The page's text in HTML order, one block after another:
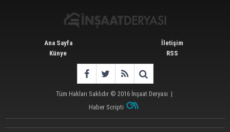
Ana Sayfa
Künye
İletişim
RSS
Tüm Hakları Saklıdır © 2016 İnşaat Deryası |
Haber Scripti